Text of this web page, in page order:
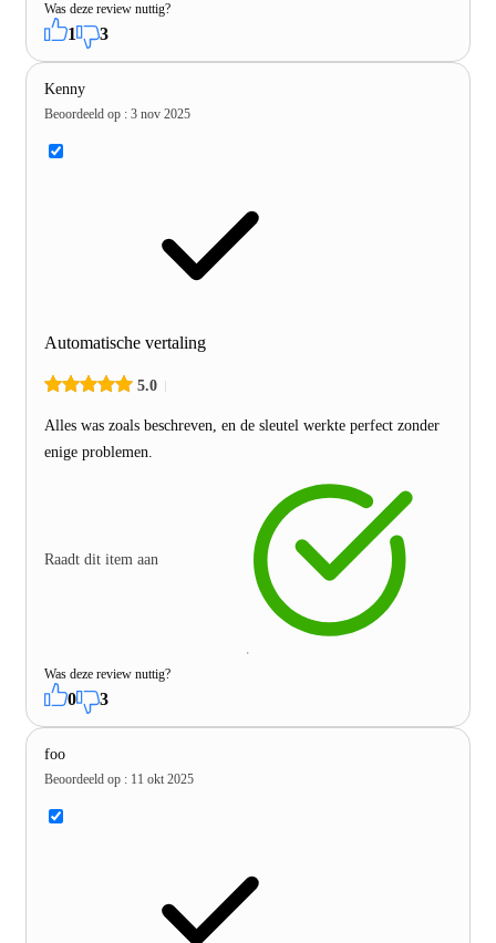
Was deze review nuttig?
1 3
Kenny
Beoordeeld op : 3 nov 2025
Automatische vertaling
5.0
Alles was zoals beschreven, en de sleutel werkte perfect zonder
enige problemen.
Raadt dit item aan
Was deze review nuttig?
0 3
foo
Beoordeeld op : 11 okt 2025